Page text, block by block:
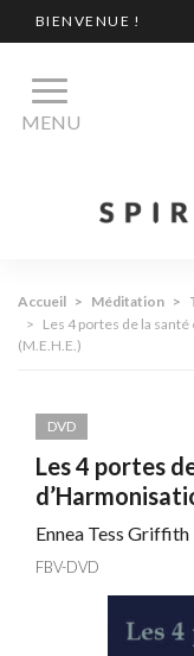
BIENVENUE !
MENU
Accueil > Méditation >
> Les 4 portes de la
(M.E.H.E.)
DVD
Les 4 portes
Ennea Tess Griffith
FBV-DVD